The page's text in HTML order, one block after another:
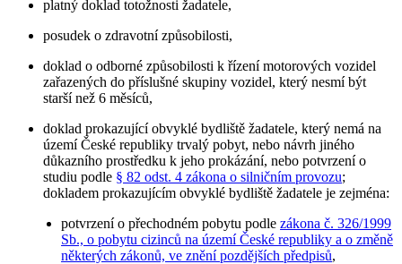
platný doklad totožnosti žadatele,
posudek o zdravotní způsobilosti,
doklad o odborné způsobilosti k řízení motorových vozidel
zařazených do příslušné skupiny vozidel, který nesmí být
starší než 6 měsíců,
doklad prokazující obvyklé bydliště žadatele, který nemá na
území České republiky trvalý pobyt, nebo návrh jiného
důkazního prostředku k jeho prokázání, nebo potvrzení o
studiu podle § 82 odst. 4 zákona o silničním provozu;
dokladem prokazujícím obvyklé bydliště žadatele je zejména:
potvrzení o přechodném pobytu podlezákona č. 326/1999
Sb., o pobytu cizinců na území České republiky a o změně
některých zákonů, ve znění pozdějších předpisů,